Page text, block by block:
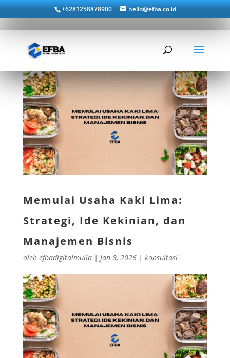
+6281258878900 hello@efba.co.id
Memulai Usaha Kaki Lima:
Strategi, Ide Kekinian, dan
Manajemen Bisnis
oleh efbadigitalmulia| Jan 8, 2026| konsultasi